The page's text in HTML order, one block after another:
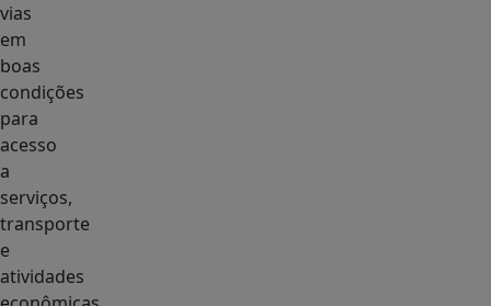
vias
em
boas
condições
para
acesso
a
serviços,
transporte
e
atividades